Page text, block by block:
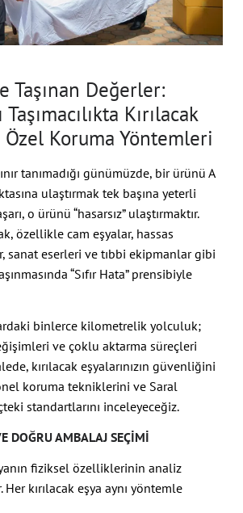
Taşınan Değerler:
Kırılacak
Koruma Yöntemleri
tanımadığı günümüzde, bir ürünü A
ulaştırmak tek başına yeterli
o ürünü “hasarsız” ulaştırmaktır.
özellikle cam eşyalar, hassas
sanat eserleri ve tıbbi ekipmanlar gibi
“Sıfır Hata” prensibiyle
binlerce kilometrelik yolculuk;
ve çoklu aktarma süreçleri
kırılacak eşyalarınızın güvenliğini
koruma tekniklerini ve Saral
standartlarını inceleyeceğiz.
DOĞRU AMBALAJ SEÇIMI
fiziksel özelliklerinin analiz
kırılacak eşya aynı yöntemle